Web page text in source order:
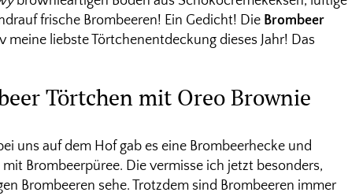
frische Brombeeren! Ein Gedicht! Die Brombeer
meine liebste Törtchenentdeckung dieses Jahr! Das
Törtchen mit Oreo Brownie
uns auf dem Hof gab es eine Brombeerhecke und
Brombeerpüree. Die vermisse ich jetzt besonders,
Brombeeren sehe. Trotzdem sind Brombeeren immer